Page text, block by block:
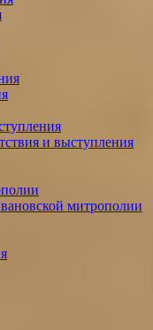
и выступления
митрополии